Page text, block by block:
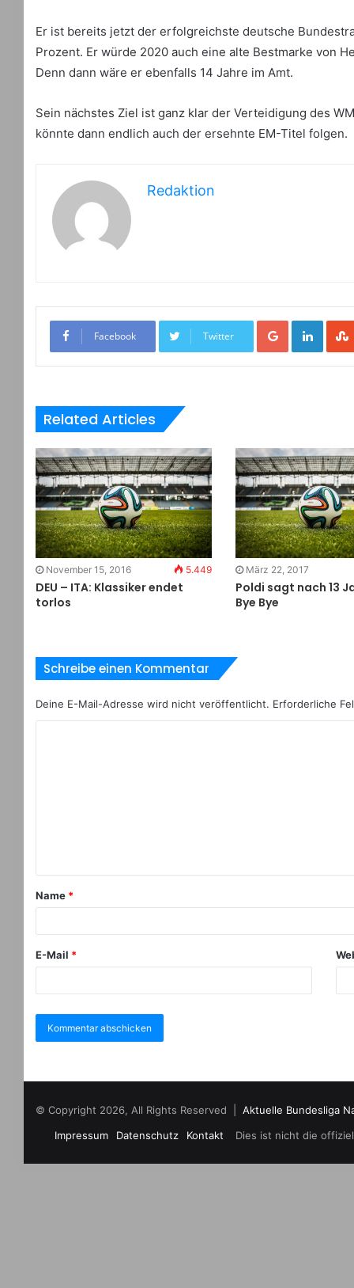
Er ist bereits jetzt der erfolgreichste deutsche
Prozent. Er würde 2020 auch eine alte Bestmarke von
Denn dann wäre er ebenfalls 14 Jahre im Amt.
Sein nächstes Ziel ist ganz klar der Verteidigung des
könnte dann endlich auch der ersehnte EM-Titel folgen.
Redaktion
Facebook Twitter
Google+ LinkedIn
Related Articles
November 15, 2016 5.449
DEU – ITA: Klassiker endet
torlos
März 22, 2017
Poldi sagt nach 13
Bye Bye
Schreibe einen Kommentar
Deine E-Mail-Adresse wird nicht veröffentlicht. Erforderliche
Name *
E-Mail *
© Copyright 2026, All Rights Reserved | Aktuelle Bundesliga
Dies ist nicht die
Impressum Datenschutz Kontakt